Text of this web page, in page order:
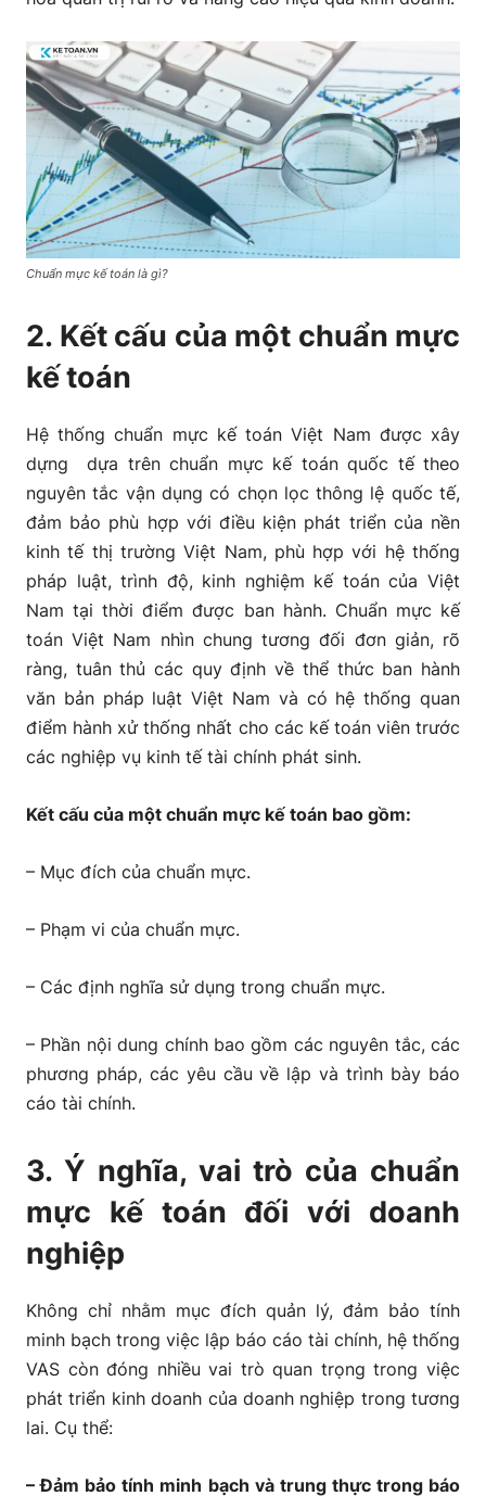
Chuẩn mực kế toán là gì?
2. Kết cấu của một chuẩn mực
kế toán
Hệ thống chuẩn mực kế toán Việt Nam được xây
dựng dựa trên chuẩn mực kế toán quốc tế theo
nguyên tắc vận dụng có chọn lọc thông lệ quốc tế,
đảm bảo phù hợp với điều kiện phát triển của nền
kinh tế thị trường Việt Nam, phù hợp với hệ thống
pháp luật, trình độ, kinh nghiệm kế toán của Việt
Nam tại thời điểm được ban hành. Chuẩn mực kế
toán Việt Nam nhìn chung tương đối đơn giản, rõ
ràng, tuân thủ các quy định về thể thức ban hành
văn bản pháp luật Việt Nam và có hệ thống quan
điểm hành xử thống nhất cho các kế toán viên trước
các nghiệp vụ kinh tế tài chính phát sinh.
Kết cấu của một chuẩn mực kế toán bao gồm:
– Mục đích của chuẩn mực.
– Phạm vi của chuẩn mực.
– Các định nghĩa sử dụng trong chuẩn mực.
– Phần nội dung chính bao gồm các nguyên tắc, các
phương pháp, các yêu cầu về lập và trình bày báo
cáo tài chính.
3. Ý nghĩa, vai trò của chuẩn
mực kế toán đối với doanh
nghiệp
Không chỉ nhằm mục đích quản lý, đảm bảo tính
minh bạch trong việc lập báo cáo tài chính, hệ thống
VAS còn đóng nhiều vai trò quan trọng trong việc
phát triển kinh doanh của doanh nghiệp trong tương
lai. Cụ thể:
– Đảm bảo tính minh bạch và trung thực trong báo